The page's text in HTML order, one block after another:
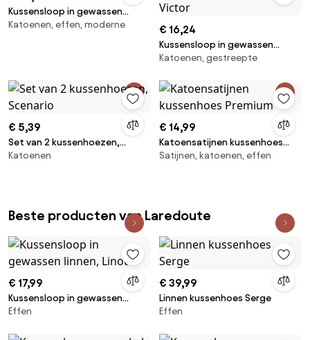
Kussensloop in gewassen
linnen, Elina
Katoenen, effen, moderne € 16,24
Kussensloop in gewassen
katoensatijn met 118 draden,
Katoenen, gestreepte
€ 5,39
Set van 2 kussenhoezen,
Scenario
Katoenen
€ 14,99
Katoensatijnen kussenhoes
Premium
Satijnen, katoenen, effen
Beste producten van Laredoute
€ 17,99
Kussensloop in gewassen
linnen, Linot
Effen
€ 39,99
Linnen kussenhoes Serge
Effen